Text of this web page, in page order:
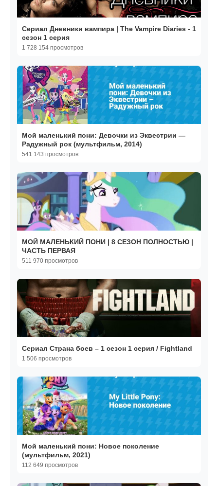
Сериал Дневники вампира | The Vampire Diaries - 1
сезон 1 серия
1 728 154 просмотров
Мой маленький пони: Девочки из Эквестрии —
Радужный рок (мультфильм, 2014)
541 143 просмотров
МОЙ МАЛЕНЬКИЙ ПОНИ | 8 СЕЗОН ПОЛНОСТЬЮ |
ЧАСТЬ ПЕРВАЯ
511 970 просмотров
Сериал Страна боев – 1 сезон 1 серия / Fightland
1 506 просмотров
Мой маленький пони: Новое поколение
(мультфильм, 2021)
112 649 просмотров